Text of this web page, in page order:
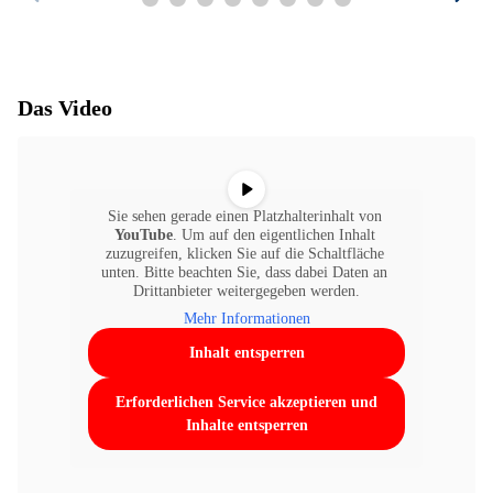
Das Video
YouTube. Um auf den eigentlichen Inhalt
zuzugreifen, klicken Sie auf die Schaltfläche
unten. Bitte beachten Sie, dass dabei Daten an
Drittanbieter weitergegeben werden.
Mehr Informationen
Inhalt entsperren
Erforderlichen Service akzeptieren und
Inhalte entsperren